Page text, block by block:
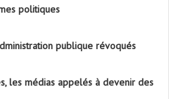
politiques
publique révoqués
les médias appelés à devenir des